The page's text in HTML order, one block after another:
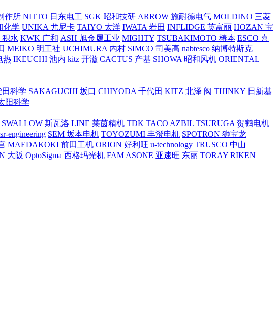
作所 NITTO 日东电工 SGK 昭和技研 ARROW 施耐德电气 MOLDINO 三菱
化学 UNIKA 尤尼卡 TAIYO 太洋 IWATA 岩田 INFLIDGE 英富丽 HOZAN 宝
积水 KWK 广和 ASH 旭金属工业 MIGHTY TSUBAKIMOTO 椿本 ESCO 喜
MEIKO 明工社 UCHIMURA 内村 SIMCO 司美高 nabtesco 纳博特斯克
热 IKEUCHI 池内 kitz 开滋 CACTUS 产基 SHOWA 昭和风机 ORIENTAL
田科学 SAKAGUCHI 坂口 CHIYODA 千代田 KITZ 北泽 阀 THINKY 日新基
阳科学
SWALLOW 斯瓦洛 LINE 莱茵精机 TDK TACO AZBIL TSURUGA 贺鹤电机
sr-engineering SEM 坂本电机 TOYOZUMI 丰澄电机 SPOTRON 狮宝龙
MAEDAKOKI 前田工机 ORION 好利旺 u-technology TRUSCO 中山
大阪 OptoSigma 西格玛光机 FAM ASONE 亚速旺 东丽 TORAY RIKEN